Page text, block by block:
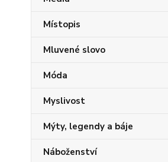
Místopis
Mluvené slovo
Móda
Myslivost
Mýty, legendy a báje
Náboženství